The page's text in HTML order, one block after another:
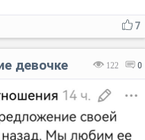
7
122 0
девочке